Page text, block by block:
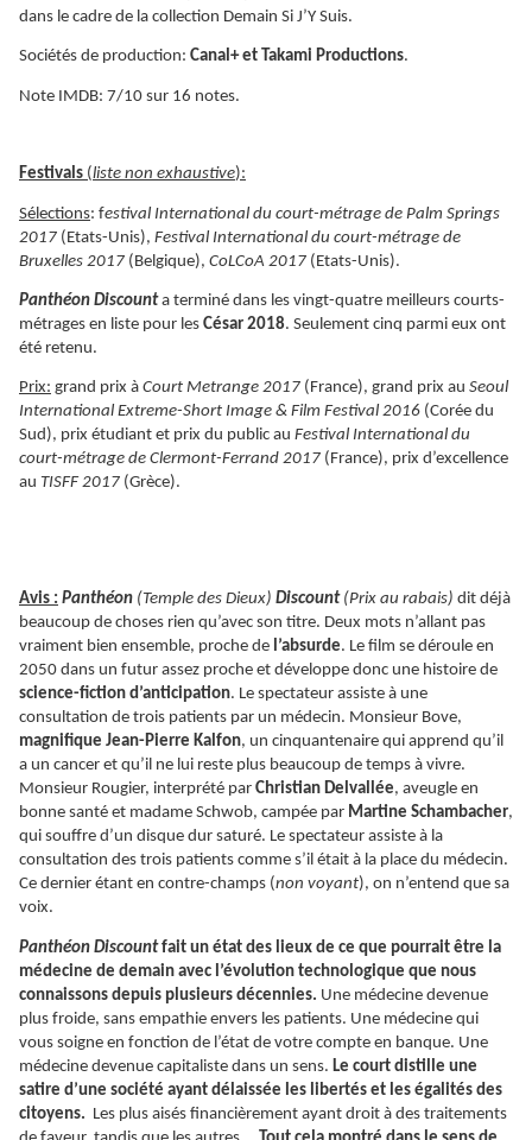
dans le cadre de la collection Demain Si J’Y Suis.
Sociétés de production: Canal+ et Takami Productions.
Note IMDB: 7/10 sur 16 notes.
Festivals (liste non exhaustive):
Sélections: festival International du court-métrage de Palm Springs
2017 (Etats-Unis), Festival International du court-métrage de
Bruxelles 2017 (Belgique), CoLCoA 2017 (Etats-Unis).
Panthéon Discounta terminé dans les vingt-quatre meilleurs courts-
métrages en liste pour les César 2018. Seulement cinq parmi eux ont
été retenu.
Prix: grand prix à Court Metrange 2017 (France), grand prix au Seoul
International Extreme-Short Image & Film Festival 2016 (Corée du
Sud), prix étudiant et prix du public au Festival International du
court-métrage de Clermont-Ferrand 2017 (France), prix d’excellence
au TISFF 2017 (Grèce).
Avis : Panthéon (Temple des Dieux) Discount (Prix au rabais) dit déjà
beaucoup de choses rien qu’avec son titre. Deux mots n’allant pas
vraiment bien ensemble, proche de l’absurde. Le film se déroule en
2050 dans un futur assez proche et développe donc une histoire de
science-fiction d’anticipation. Le spectateur assiste à une
consultation de trois patients par un médecin. Monsieur Bove,
magnifique Jean-Pierre Kalfon, un cinquantenaire qui apprend qu’il
a un cancer et qu’il ne lui reste plus beaucoup de temps à vivre.
Monsieur Rougier, interprété par Christian Delvallée, aveugle en
bonne santé et madame Schwob, campée par Martine Schambacher,
qui souffre d’un disque dur saturé. Le spectateur assiste à la
consultation des trois patients comme s’il était à la place du médecin.
Ce dernier étant en contre-champs (non voyant), on n’entend que sa
voix.
Panthéon Discount fait un état des lieux de ce que pourrait être la
médecine de demain avec l’évolution technologique que nous
connaissons depuis plusieurs décennies. Une médecine devenue
plus froide, sans empathie envers les patients. Une médecine qui
vous soigne en fonction de l’état de votre compte en banque. Une
médecine devenue capitaliste dans un sens. Le court distille une
satire d’une société ayant délaissée les libertés et les égalités des
citoyens. Les plus aisés financièrement ayant droit à des traitements